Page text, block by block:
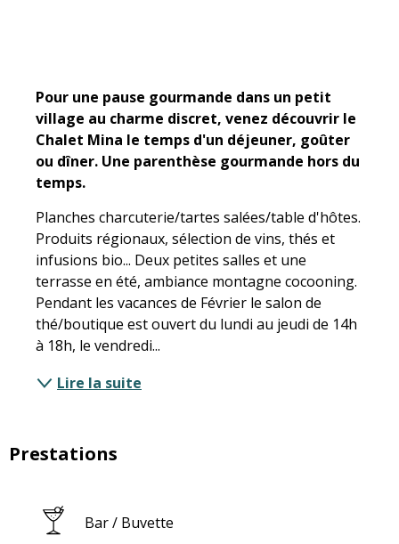
Pour une pause gourmande dans un petit
village au charme discret, venez découvrir le
Chalet Mina le temps d'un déjeuner, goûter
ou dîner. Une parenthèse gourmande hors du
temps.
Planches charcuterie/tartes salées/table d'hôtes.
Produits régionaux, sélection de vins, thés et
infusions bio... Deux petites salles et une
terrasse en été, ambiance montagne cocooning.
Pendant les vacances de Février le salon de
thé/boutique est ouvert du lundi au jeudi de 14h
à 18h, le vendredi...
Lire la suite
Prestations
Bar / Buvette